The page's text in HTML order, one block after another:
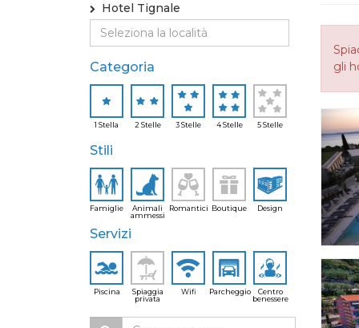
Hotel Tignale
Categoria
1 Stella 2 Stelle 3 Stelle 4 Stelle 5 Stelle
Stili
Famiglie
Animali
ammessi
Romantici Boutique Design
Servizi
Piscina
Spiaggia
privata
Wifi Parcheggio
Centro
benessere
gli